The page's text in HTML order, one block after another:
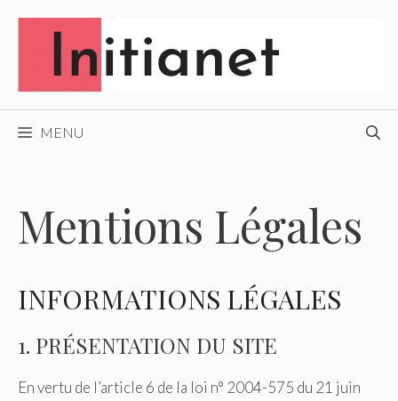
MENU
Mentions Légales
INFORMATIONS LÉGALES
1. PRÉSENTATION DU SITE
En vertu de l’article 6 de la loi n° 2004-575 du 21 juin